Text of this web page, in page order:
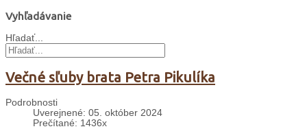
Vyhľadávanie
Hľadať...
Večné sľuby brata Petra Pikulíka
Podrobnosti
Uverejnené: 05. október 2024
Prečítané: 1436x